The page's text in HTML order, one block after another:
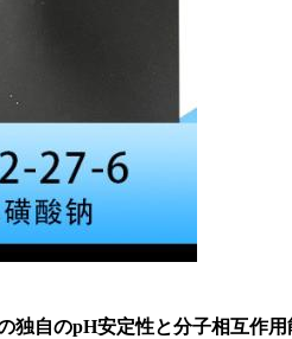
独自のpH安定性と分子相互作